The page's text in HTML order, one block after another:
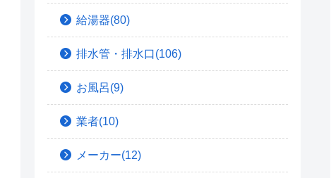
給湯器(80)
排水管・排水口(106)
お風呂(9)
業者(10)
メーカー(12)